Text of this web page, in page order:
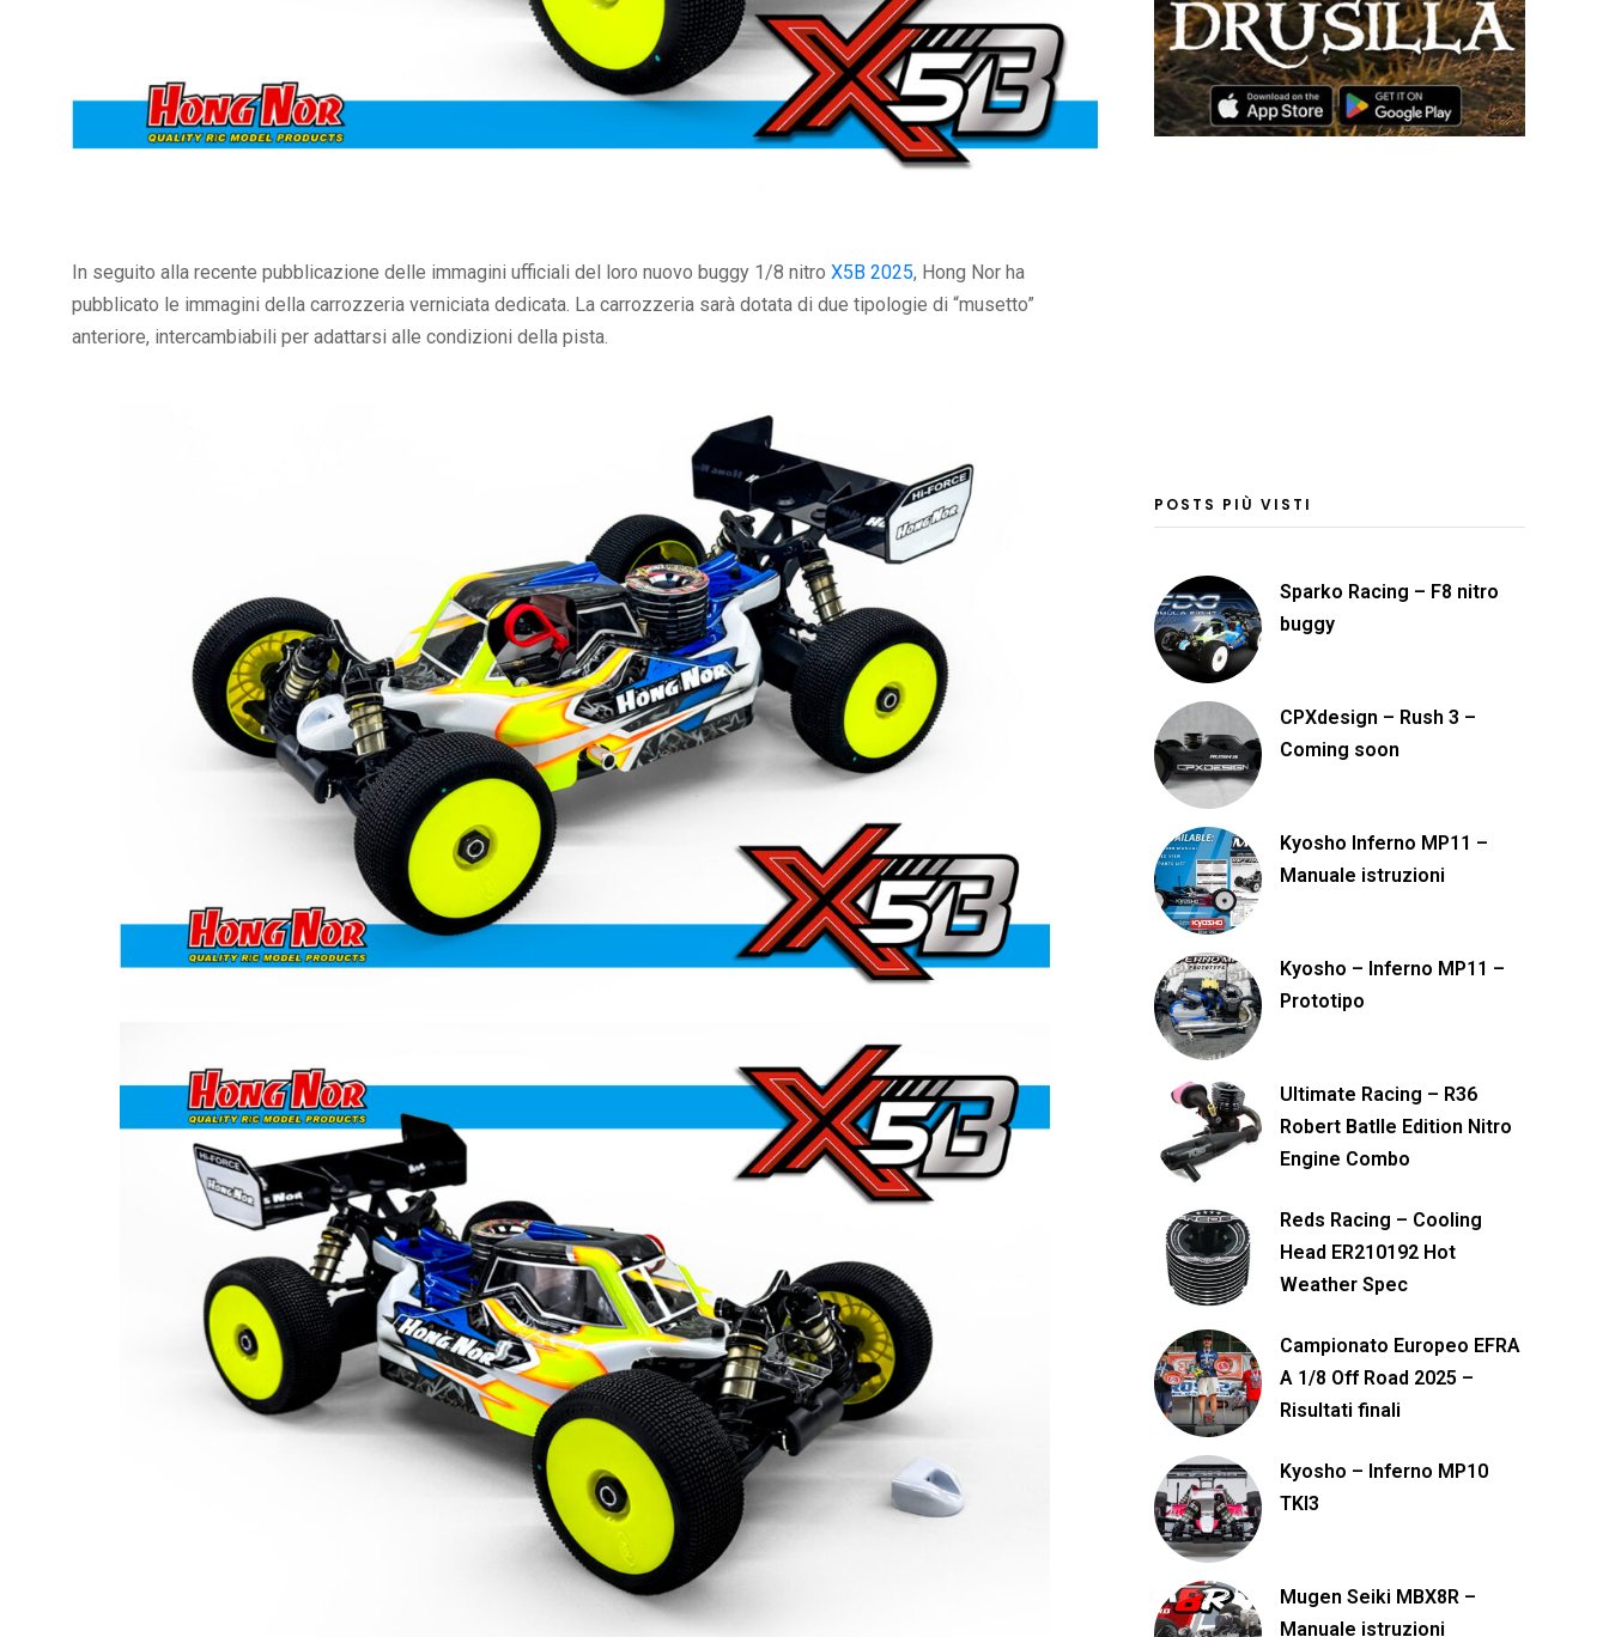
In seguito alla recente pubblicazione delle immagini ufficiali del loro nuovo buggy 1/8 nitro X5B 2025, Hong Nor ha
pubblicato le immagini della carrozzeria verniciata dedicata. La carrozzeria sarà dotata di due tipologie di “musetto”
anteriore, intercambiabili per adattarsi alle condizioni della pista.
POSTS PIÙ VISTI
Sparko Racing – F8 nitro
buggy
CPXdesign – Rush 3 –
Coming soon
Kyosho Inferno MP11 –
Manuale istruzioni
Kyosho – Inferno MP11 –
Prototipo
Ultimate Racing – R36
Robert Batlle Edition Nitro
Engine Combo
Reds Racing – Cooling
Head ER210192 Hot
Weather Spec
Campionato Europeo EFRA
A 1/8 Off Road 2025 –
Risultati finali
Kyosho – Inferno MP10
TKI3
Mugen Seiki MBX8R –
Manuale istruzioni